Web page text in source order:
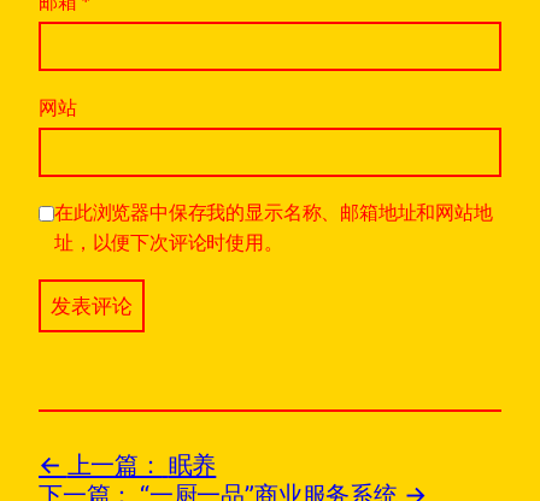
网站
在此浏览器中保存我的显示名称、邮箱地址和网站地
址，以便下次评论时使用。
上一篇： 眠养
下一篇： “一厨一品”商业服务系统